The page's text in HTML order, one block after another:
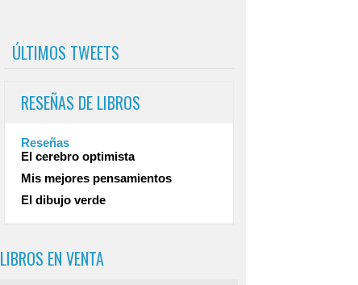
ÚLTIMOS TWEETS
RESEÑAS DE LIBROS
Reseñas
El cerebro optimista
Mis mejores pensamientos
El dibujo verde
LIBROS EN VENTA